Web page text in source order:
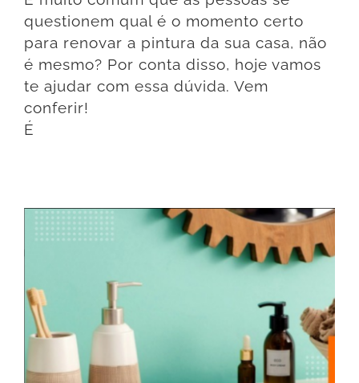
questionem qual é o momento certo
para renovar a pintura da sua casa, não
é mesmo? Por conta disso, hoje vamos
te ajudar com essa dúvida. Vem
conferir!
É